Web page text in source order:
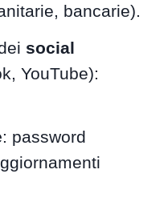
bancarie).
social
YouTube):
: password